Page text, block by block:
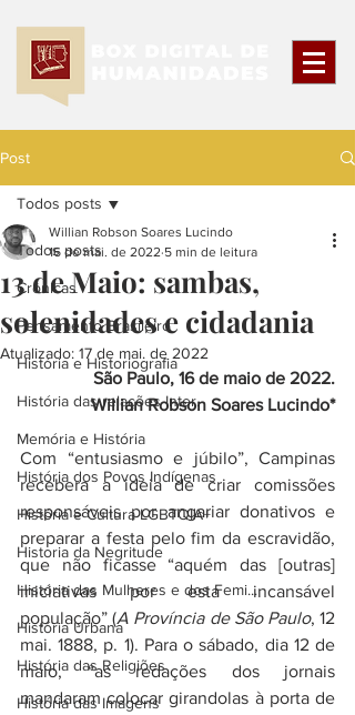
Post
Todos posts
Crônicas
Pensamento Brasileiro
História e Historiografia
História das relações Inter.
Memória e História
História dos Povos Indígenas
História e Cultura LGBTQIA+
Historia da Negritude
História das Mulheres e dos Femi...
História Urbana
História das Religiões
História das Imagens
Todos posts
13 de Maio: sambas,
solenidades e cidadania
Willian Robson Soares Lucindo
16 de mai. de 2022 5 min de leitura
Atualizado: 17 de mai. de 2022
São Paulo, 16 de maio de 2022.
Willian Robson Soares Lucindo*
Com “entusiasmo e júbilo”, Campinas
recebera a ideia de criar comissões
responsáveis por angariar donativos e
preparar a festa pelo fim da escravidão,
que não ficasse “aquém das [outras]
iniciativas por esta incansável
população” (A Província de São Paulo, 12
mai. 1888, p. 1). Para o sábado, dia 12 de
maio, “as redações dos jornais
mandaram colocar girandolas à porta de